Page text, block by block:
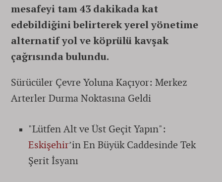
mesafeyi tam 43 dakikada kat
edebildiğini belirterek yerel yönetime
alternatif yol ve köprülü kavşak
çağrısında bulundu.
Sürücüler Çevre Yoluna Kaçıyor: Merkez
Arterler Durma Noktasına Geldi
"Lütfen Alt ve Üst Geçit Yapın":
Eskişehir’in En Büyük Caddesinde Tek
Şerit İsyanı